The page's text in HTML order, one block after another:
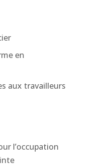
en
aux travailleurs
l’occupation